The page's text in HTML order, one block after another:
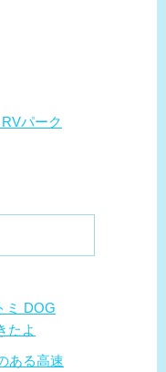
パーク
ミ DOG
たよ
ある高速